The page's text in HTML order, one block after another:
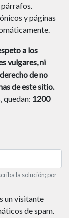
y páginas
a los
vulgares, ni
de no
de este sitio.
quedan: 1200
la solución; por
un visitante
de spam.